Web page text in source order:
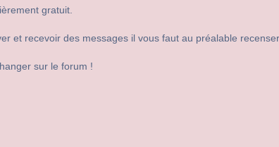
gratuit.
et recevoir des messages il vous faut au préalable
sur le forum !